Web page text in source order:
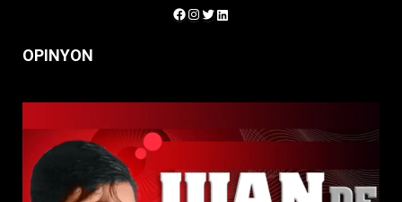
Facebook
Instagram
Twitter
LinkedIn
OPINYON